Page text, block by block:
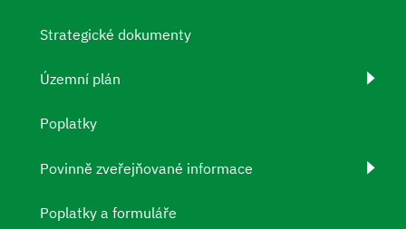
Strategické dokumenty
Územní plán
Poplatky
Povinně zveřejňované informace
Poplatky a formuláře